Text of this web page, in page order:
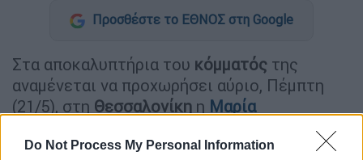
Do Not Process My Personal Information
Προσθέστε το ΕΘΝΟΣ στη Google
Στα αποκαλυπτήρια του κόμματός της
αναμένεται να προχωρήσει αύριο, Πέμπτη
(21/5), στη Θεσσαλονίκη η Μαρία
, σύμφωνα με σχετικό βίντεο
που δημοσίευσε.